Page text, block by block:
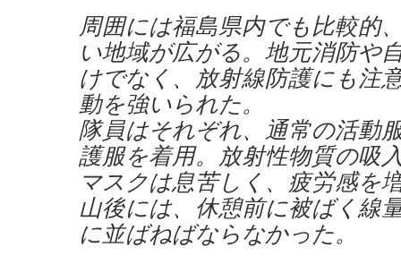
周囲には福島県内でも比較的
い地域が広がる。地元消防や
けでなく、放射線防護にも注
動を強いられた。
隊員はそれぞれ、通常の活動
護服を着用。放射性物質の吸
マスクは息苦しく、疲労感を
山後には、休憩前に被ばく線
に並ばねばならなかった。